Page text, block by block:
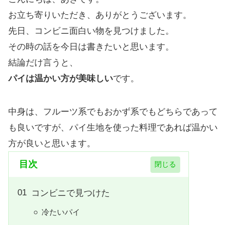
お立ち寄りいただき、ありがとうございます。
先日、コンビニ面白い物を見つけました。
その時の話を今日は書きたいと思います。
結論だけ言うと、
パイは温かい方が美味しいです。
中身は、フルーツ系でもおかず系でもどちらであって
も良いですが、パイ生地を使った料理であれば温かい
方が良いと思います。
目次
コンビニで見つけた
冷たいパイ